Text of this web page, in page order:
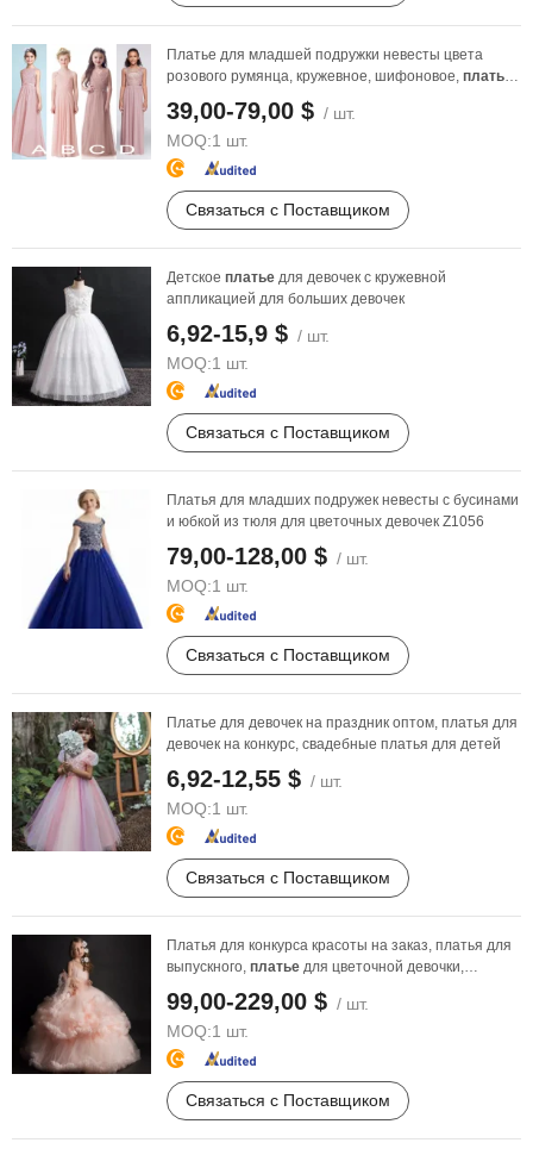
Платье для младшей подружки невесты цвета
розового румянца, кружевное, шифоновое, платье
39,00-79,00 $ / шт.
MOQ:1 шт.
Связаться с Поставщиком
Детское платье для девочек с кружевной
аппликацией для больших девочек
6,92-15,9 $ / шт.
MOQ:1 шт.
Связаться с Поставщиком
Платья для младших подружек невесты с бусинами
и юбкой из тюля для цветочных девочек Z1056
79,00-128,00 $ / шт.
MOQ:1 шт.
Связаться с Поставщиком
Платье для девочек на праздник оптом, платья для
девочек на конкурс, свадебные платья для детей
6,92-12,55 $ / шт.
MOQ:1 шт.
Связаться с Поставщиком
Платья для конкурса красоты на заказ, платья для
выпускного, платье для цветочной девочки,
99,00-229,00 $ / шт.
MOQ:1 шт.
Связаться с Поставщиком